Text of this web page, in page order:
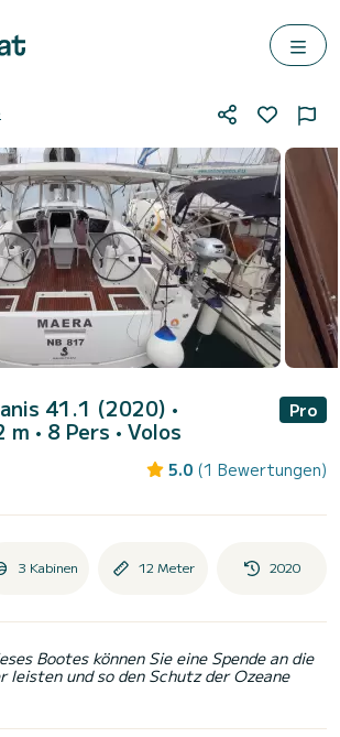
41.1 (2020) •
• 8 Pers • Volos
Pro
5.0 (1 Bewertungen)
3 Kabinen 12 Meter 2020
Bootes können Sie eine Spende an die
leisten und so den Schutz der Ozeane